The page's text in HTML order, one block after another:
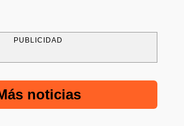
PUBLICIDAD
noticias